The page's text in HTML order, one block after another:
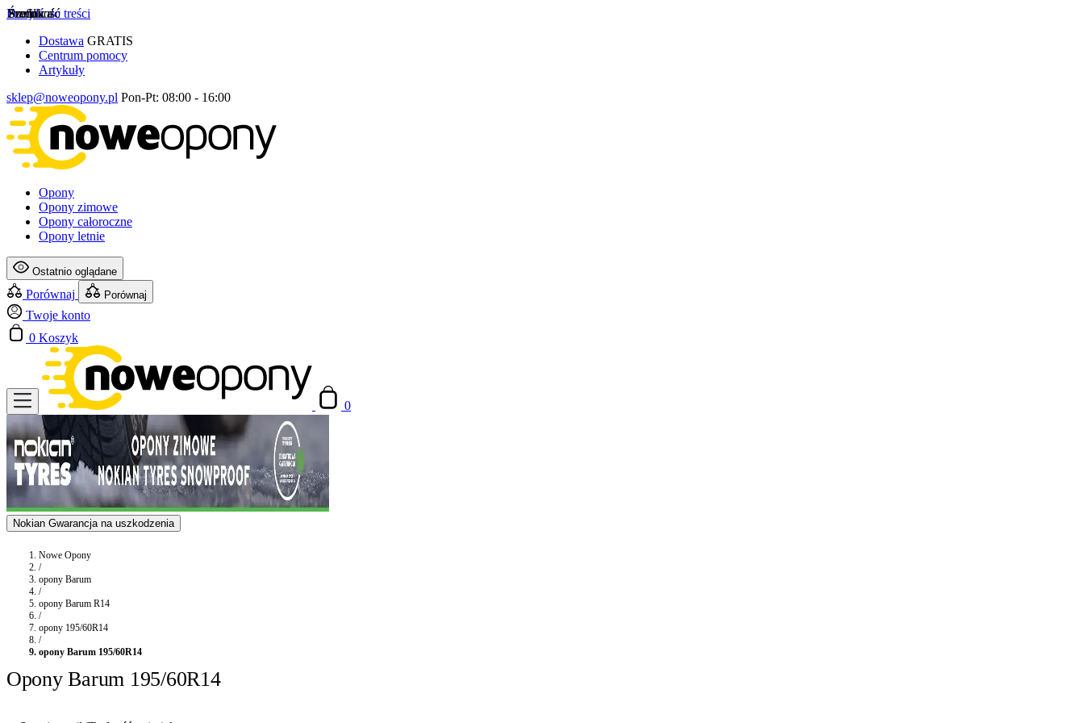
Przejdź do treści
Dostawa GRATIS
Centrum pomocy
Artykuły
sklep@noweopony.pl Pon-Pt: 08:00 - 16:00
Opony
Opony zimowe
Opony całoroczne
Opony letnie
Ostatnio oglądane
Porównaj Porównaj
Twoje konto
0 Koszyk
0
Nokian Gwarancja na uszkodzenia
Nowe Opony
/
opony Barum
/
opony Barum R14
/
opony 195/60R14
/
opony Barum 195/60R14
Opony Barum 195/60R14
Szerokość
Profil
Średnica